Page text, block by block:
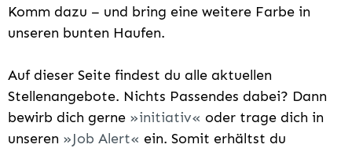
Komm dazu – und bring eine weitere Farbe in
unseren bunten Haufen.
Auf dieser Seite findest du alle aktuellen
Stellenangebote. Nichts Passendes dabei? Dann
bewirb dich gerne
initiativ
oder trage dich in
unseren
Job Alert
ein. Somit erhältst du